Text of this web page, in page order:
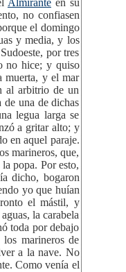
Almiranteen su
no confiasen
el domingo
y media, y los
por tres
no hice; y quiso
muerta, y el mar
al arbitrio de un
una de dichas
legua larga se
a gritar alto; y
en aquel paraje.
marineros, que,
popa. Por esto,
dicho, bogaron
yo que huían
el mástil, y
la carabela
toda por debajo
marineros de
a la nave. No
Como venía el